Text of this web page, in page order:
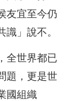
友宜至今仍
」說不。
全世界都已
題，更是世
國組織